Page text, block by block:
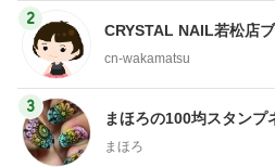
2
CRYSTAL NAIL若松店
cn-wakamatsu
3
まほろの100均スタンプ
まほろ